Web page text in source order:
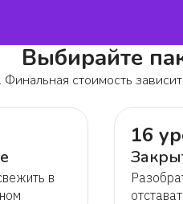
Выбирайте
стоимость
в
16